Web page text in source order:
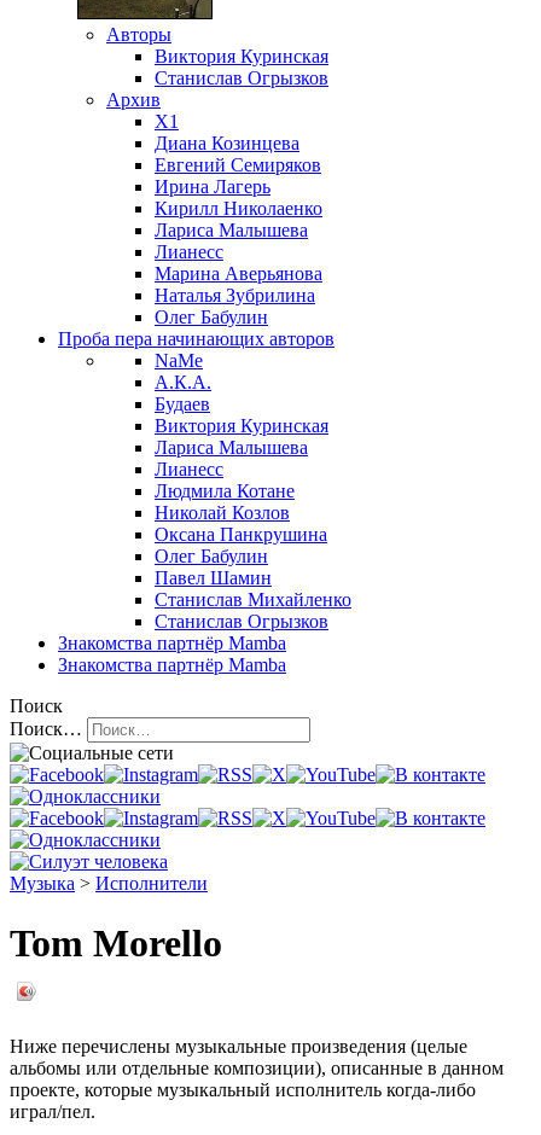
Авторы
Виктория Куринская
Станислав Огрызков
Архив
X1
Диана Козинцева
Евгений Семиряков
Ирина Лагерь
Кирилл Николаенко
Лариса Малышева
Лианесс
Марина Аверьянова
Наталья Зубрилина
Олег Бабулин
Проба пера начинающих авторов
NaMe
А.К.А.
Будаев
Виктория Куринская
Лариса Малышева
Лианесс
Людмила Котане
Николай Козлов
Оксана Панкрушина
Олег Бабулин
Павел Шамин
Станислав Михайленко
Станислав Огрызков
Знакомства партнёр Mamba
Знакомства партнёр Mamba
Поиск
Поиск…
Музыка > Исполнители
Tom Morello
Ниже перечислены музыкальные произведения (целые
альбомы или отдельные композиции), описанные в данном
проекте, которые музыкальный исполнитель когда-либо
играл/пел.